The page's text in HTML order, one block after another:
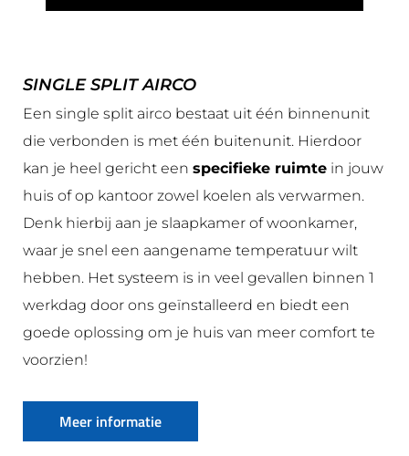
SINGLE SPLIT AIRCO
Een single split airco bestaat uit één binnenunit
die verbonden is met één buitenunit. Hierdoor
kan je heel gericht een specifieke ruimte in jouw
huis of op kantoor zowel koelen als verwarmen.
Denk hierbij aan je slaapkamer of woonkamer,
waar je snel een aangename temperatuur wilt
hebben. Het systeem is in veel gevallen binnen 1
werkdag door ons geïnstalleerd en biedt een
goede oplossing om je huis van meer comfort te
voorzien!
Meer informatie